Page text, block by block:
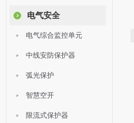
电气安全
电气综合监控单元
中线安防保护器
弧光保护
智慧空开
限流式保护器